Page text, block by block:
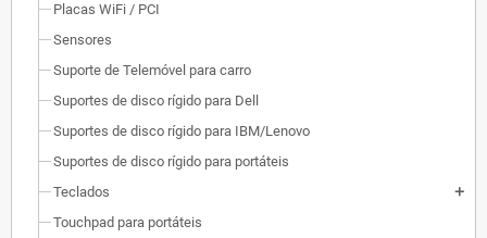
Placas WiFi / PCI
Sensores
Suporte de Telemóvel para carro
Suportes de disco rígido para Dell
Suportes de disco rígido para IBM/Lenovo
Suportes de disco rígido para portáteis
Teclados
add
Touchpad para portáteis